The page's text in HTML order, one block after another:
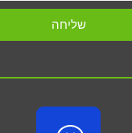
שליחה